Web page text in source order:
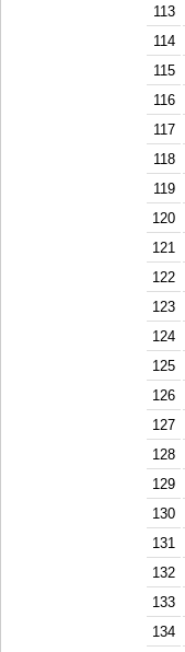
113
114
115
116
117
118
119
120
121
122
123
124
125
126
127
128
129
130
131
132
133
134